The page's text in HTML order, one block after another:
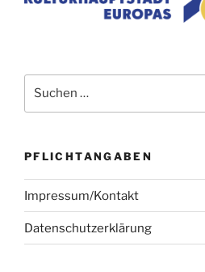
nach:
PFLICHTANGABEN
Impressum/Kontakt
Datenschutzerklärung